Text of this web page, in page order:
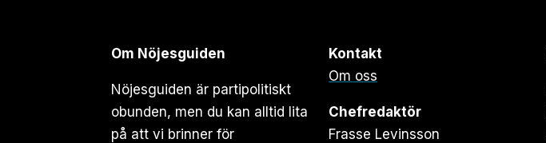
Om Nöjesguiden
Nöjesguiden är partipolitiskt
obunden, men du kan alltid lita
på att vi brinner för
Kontakt
Om oss
Chefredaktör
Frasse Levinsson